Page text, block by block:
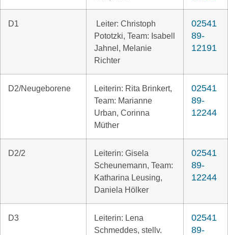
D1
Leiter: Christoph
Pototzki, Team: Isabell
Jahnel, Melanie
Richter
02541
89-
12191
D2/Neugeborene
Leiterin: Rita Brinkert,
Team: Marianne
Urban, Corinna
Müther
02541
89-
12244
D2/2
Leiterin: Gisela
Scheunemann, Team:
Katharina Leusing,
Daniela Hölker
02541
89-
12244
D3
Leiterin: Lena
Schmeddes, stellv.
02541
89-